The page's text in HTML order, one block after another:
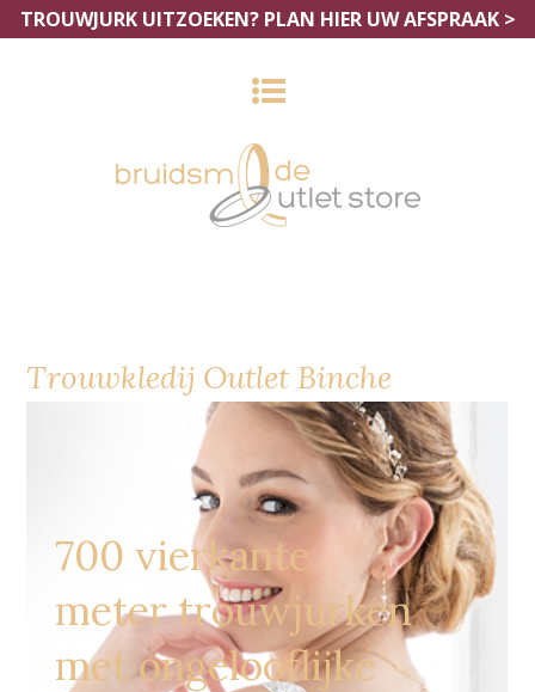
TROUWJURK UITZOEKEN? PLAN HIER UW AFSPRAAK >
Trouwkledij Outlet Binche
700 vierkante
meter trouwjurken
met ongelooflijke